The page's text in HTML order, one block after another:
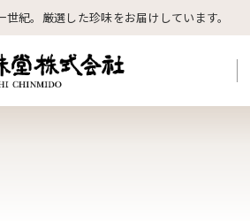
紀。 厳選した珍味をお届けしています。